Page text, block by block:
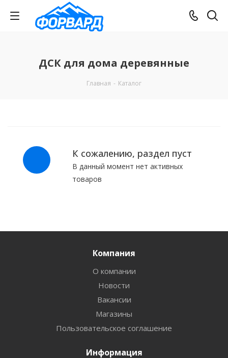
ДСК для дома деревянные
Главная - Каталог
К сожалению, раздел пуст
В данный момент нет активных
товаров
Компания
О компании
Новости
Вакансии
Магазины
Пользовательское соглашение
Информация